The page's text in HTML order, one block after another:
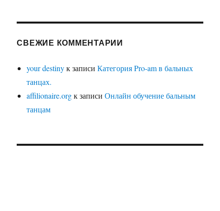
СВЕЖИЕ КОММЕНТАРИИ
your destinyк записиКатегория Pro-am в бальных
танцах.
affilionaire.orgк записиОнлайн обучение бальным
танцам